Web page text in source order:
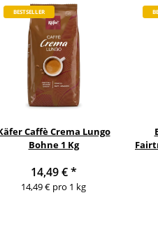
BESTSELLER
Caffè Crema Lungo
Bohne 1 Kg
14,49 €*
14,49 € pro 1 kg